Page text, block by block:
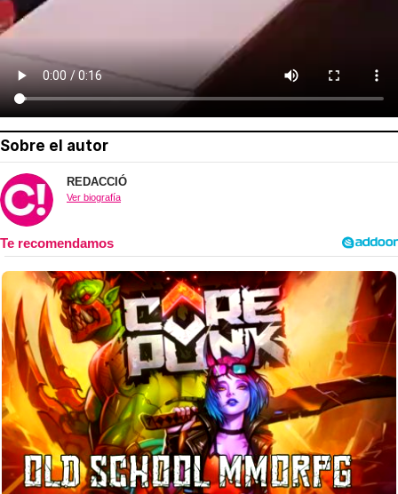
Sobre el autor
REDACCIÓ
Ver biografía